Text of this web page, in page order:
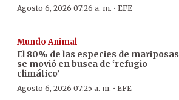
Agosto 6, 2026 07:26 a. m. · EFE
Mundo Animal
El 80% de las especies de mariposas
se movió en busca de ‘refugio
climático’
Agosto 6, 2026 07:25 a. m. · EFE